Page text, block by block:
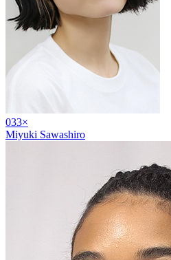
033×
Miyuki Sawashiro